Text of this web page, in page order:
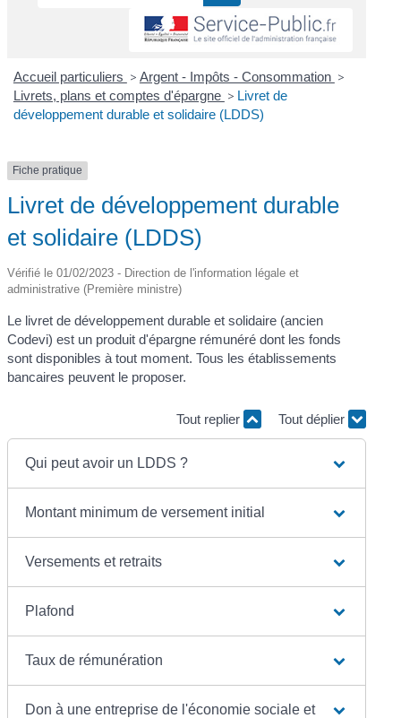
Accueil particuliers > Argent - Impôts - Consommation >
Livrets, plans et comptes d'épargne > Livret de
développement durable et solidaire (LDDS)
Fiche pratique
Livret de développement durable
et solidaire (LDDS)
Vérifié le 01/02/2023 - Direction de l'information légale et
administrative (Première ministre)
Le livret de développement durable et solidaire (ancien
Codevi) est un produit d'épargne rémunéré dont les fonds
sont disponibles à tout moment. Tous les établissements
bancaires peuvent le proposer.
Tout replier Tout déplier
Qui peut avoir un LDDS ?
Montant minimum de versement initial
Versements et retraits
Plafond
Taux de rémunération
Don à une entreprise de l'économie sociale et